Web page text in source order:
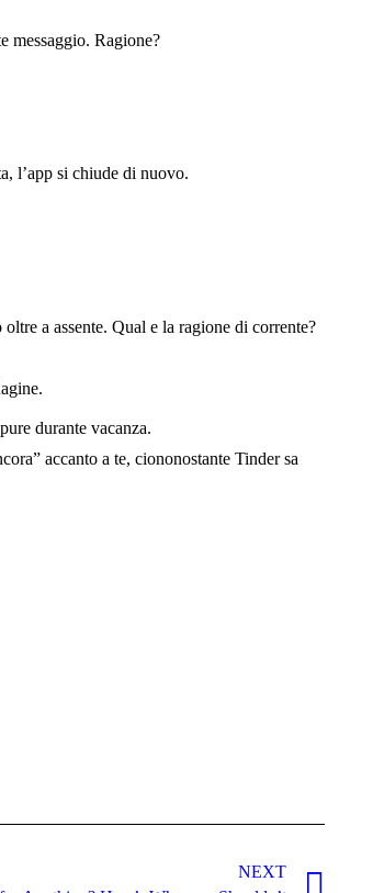
messaggio. Ragione?
l’app si chiude di nuovo.
a assente. Qual e la ragione di corrente?
durante vacanza.
accanto a te, ciononostante Tinder sa
NEXT